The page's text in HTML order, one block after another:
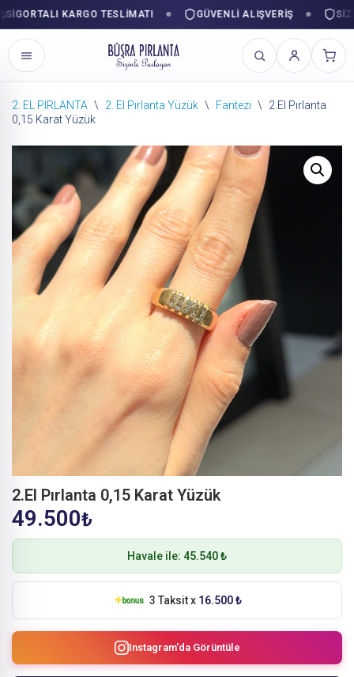
KARGO TESLIMATI GÜVENLI ALIŞVERIŞ
İçeriğe
2. EL PIRLANTA \ 2. El Pırlanta Yüzük \ Fantezi \
2.El Pırlanta
0,15 Karat Yüzük
2.El Pırlanta 0,15 Karat Yüzük
49.500₺
Havale ile: 45.540 ₺
3 Taksit x 16.500 ₺
Instagram'da Görüntüle